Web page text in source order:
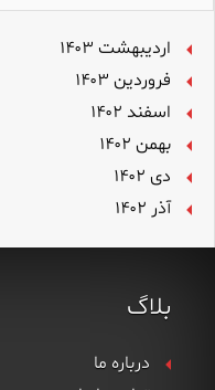
اردیبهشت ۱۴۰۳
فروردین ۱۴۰۳
اسفند ۱۴۰۲
بهمن ۱۴۰۲
دی ۱۴۰۲
آذر ۱۴۰۲
بلاگ
درباره ما